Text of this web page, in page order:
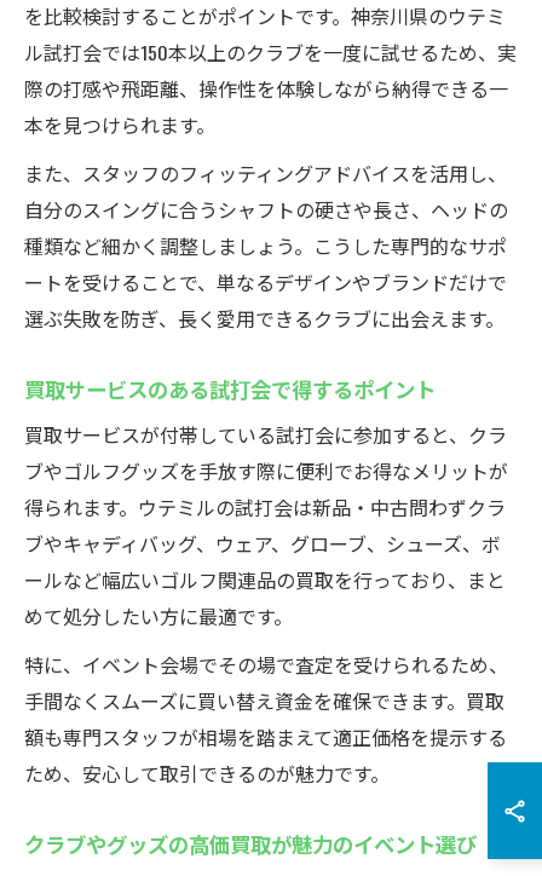
を比較検討することがポイントです。神奈川県のウテミ
ル試打会では150本以上のクラブを一度に試せるため、実
際の打感や飛距離、操作性を体験しながら納得できる一
本を見つけられます。
また、スタッフのフィッティングアドバイスを活用し、
自分のスイングに合うシャフトの硬さや長さ、ヘッドの
種類など細かく調整しましょう。こうした専門的なサポ
ートを受けることで、単なるデザインやブランドだけで
選ぶ失敗を防ぎ、長く愛用できるクラブに出会えます。
買取サービスのある試打会で得するポイント
買取サービスが付帯している試打会に参加すると、クラ
ブやゴルフグッズを手放す際に便利でお得なメリットが
得られます。ウテミルの試打会は新品・中古問わずクラ
ブやキャディバッグ、ウェア、グローブ、シューズ、ボ
ールなど幅広いゴルフ関連品の買取を行っており、まと
めて処分したい方に最適です。
特に、イベント会場でその場で査定を受けられるため、
手間なくスムーズに買い替え資金を確保できます。買取
額も専門スタッフが相場を踏まえて適正価格を提示する
ため、安心して取引できるのが魅力です。
クラブやグッズの高価買取が魅力のイベント選び